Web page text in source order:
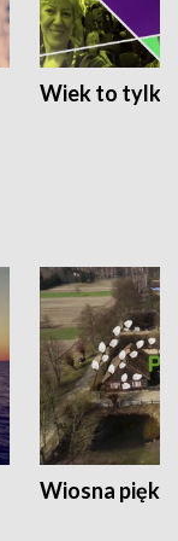
Wiek to tylko
Wiosna